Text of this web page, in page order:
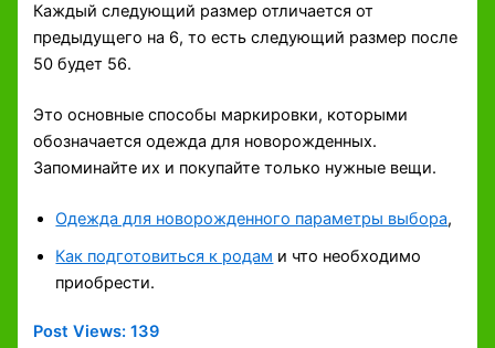
Каждый следующий размер отличается от
предыдущего на 6, то есть следующий размер после
50 будет 56.
Это основные способы маркировки, которыми
обозначается одежда для новорожденных.
Запоминайте их и покупайте только нужные вещи.
Одежда для новорожденного параметры выбора,
Как подготовиться к родам и что необходимо
приобрести.
Post Views: 139